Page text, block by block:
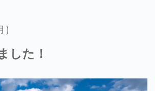
)
した！